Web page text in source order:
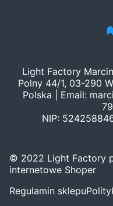
Light Factory
Polny 44/1, 03-290
Polska | Email:
NIP:
© 2022 Light Factory
internetowe Shoper
Regulamin sklepu